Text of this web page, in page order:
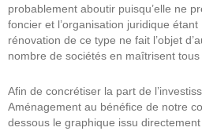
probablement aboutir puisqu’elle ne
foncier et l’organisation juridique
rénovation de ce type ne fait l’objet
nombre de sociétés en maîtrisent
Afin de concrétiser la part de
Aménagement au bénéfice de notre
dessous le graphique issu